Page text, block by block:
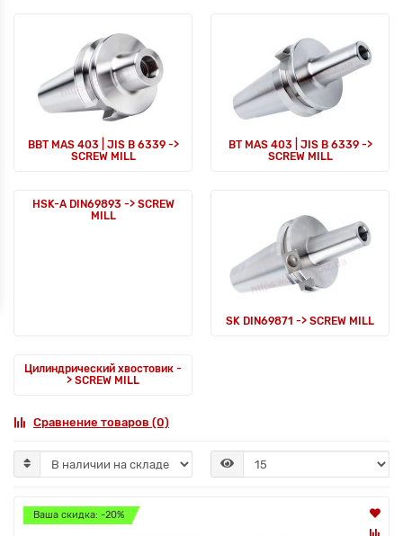
BBT MAS 403 | JIS B 6339 ->
SCREW MILL
BT MAS 403 | JIS B 6339 ->
SCREW MILL
HSK-A DIN69893 -> SCREW
MILL
SK DIN69871 -> SCREW MILL
Цилиндрический хвостовик -
> SCREW MILL
Сравнение товаров (0)
Ваша скидка: -20%